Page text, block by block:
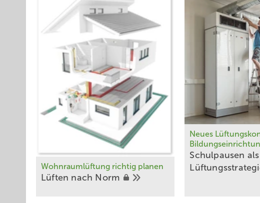
Wohnraumlüftung richtig planen
Lüften nach Norm
Neues
Schulpausen als